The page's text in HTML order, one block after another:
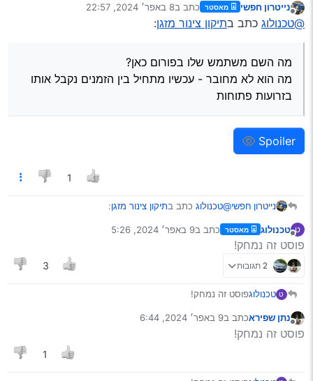
@נייטרון-חפשיכתב בתיקון צינור מזגן:
אחי ניסה את זה בתור הימור שמצדיק את החצי שעה/שעה
Spoiler
מנותק
נייטרון חפשי מאסטר כתב ב8 באפר׳ 2024, 22:57
נערך לאחרונה על ידי
@טכנולוג כתב בתיקון צינור מזגן:
מה השם משתמש שלו בפורום כאן?
מה הוא לא מחובר - עכשיו מתחיל בין הזמנים נקבל אותו
בזרועות פתוחות
Spoiler
1
נייטרון חפשי@טכנולוג כתב בתיקון צינור מזגן:
מה הוא לא מחובר - עכשיו מתחיל בין הזמנים
ט טכנולוג מאסטר כתב ב9 באפר׳ 2024, 5:26
נערך לאחרונה על ידי
פוסט זה נמחק!
2 תגובות 3
ט טכנולוגפוסט זה נמחק!
מנותק
נתן שפיראכתב ב9 באפר׳ 2024, 6:44
נערך לאחרונה על ידי
פוסט זה נמחק!
1